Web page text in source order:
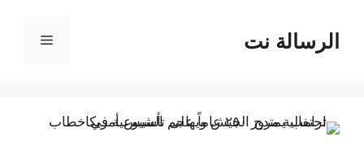
المحتوىالرسالة نت القائمة